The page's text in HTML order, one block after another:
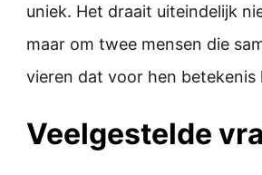
uniek. Het draait uiteindelijk
maar om twee mensen die
vieren dat voor hen betekenis
Veelgestelde